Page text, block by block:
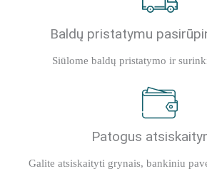
Baldų pristatymu
Siūlome baldų pristatymo ir
Patogus
Galite atsiskaityti grynais, bankiniu